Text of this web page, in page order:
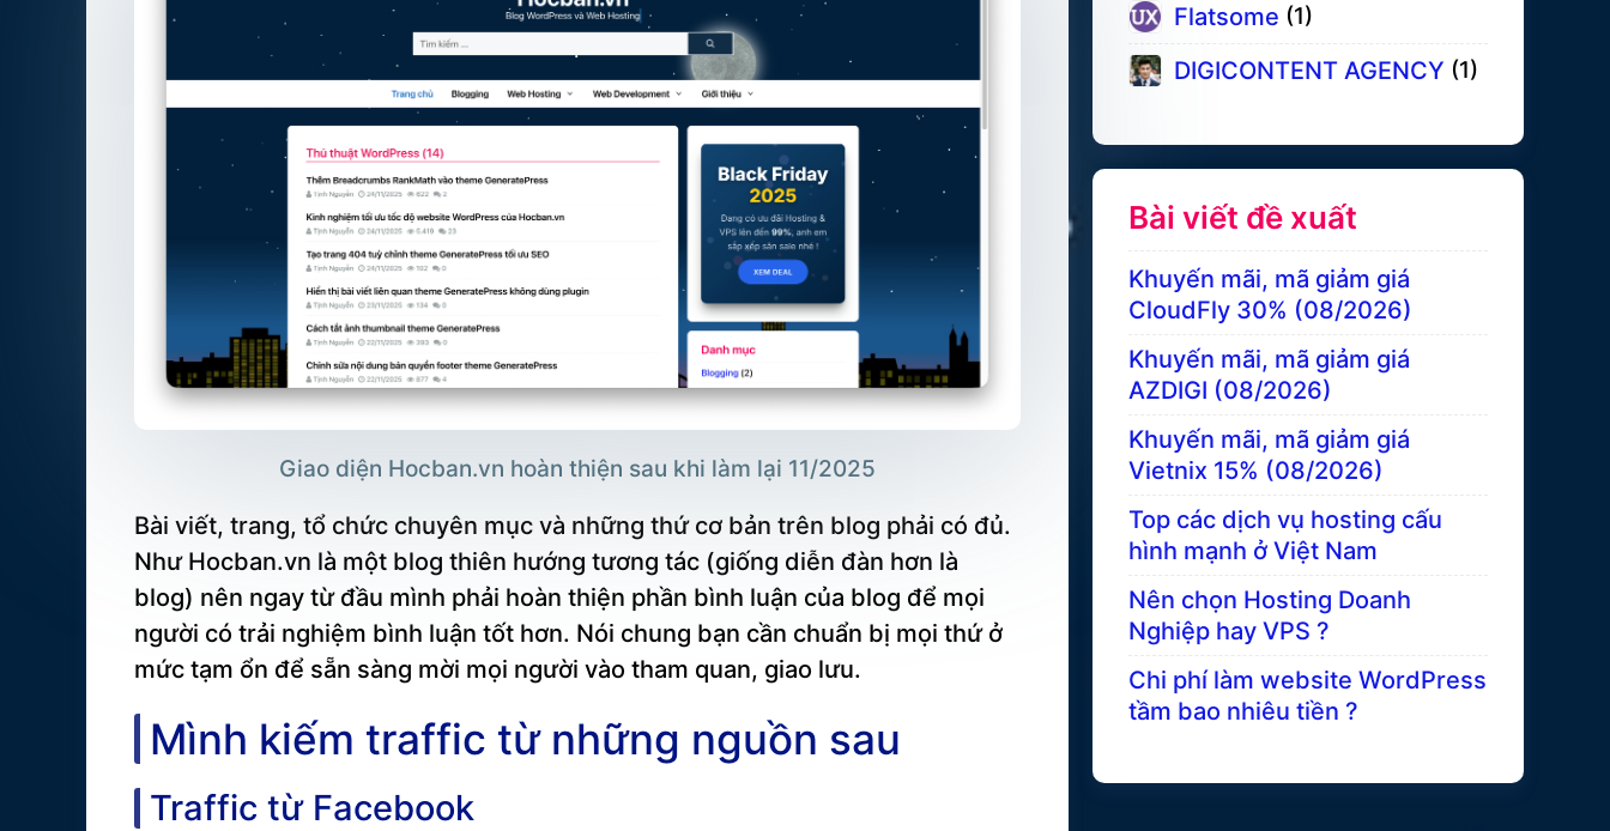
Giao diện Hocban.vn hoàn thiện sau khi làm lại 11/2025
Bài viết, trang, tổ chức chuyên mục và những thứ cơ bản trên blog phải có đủ.
Như Hocban.vn là một blog thiên hướng tương tác (giống diễn đàn hơn là
blog) nên ngay từ đầu mình phải hoàn thiện phần bình luận của blog để mọi
người có trải nghiệm bình luận tốt hơn. Nói chung bạn cần chuẩn bị mọi thứ ở
mức tạm ổn để sẵn sàng mời mọi người vào tham quan, giao lưu.
Mình kiếm traffic từ những nguồn sau
Traffic từ Facebook
Flatsome (1)
DIGICONTENT AGENCY (1)
Bài viết đề xuất
Khuyến mãi, mã giảm giá
CloudFly 30% (08/2026)
Khuyến mãi, mã giảm giá
AZDIGI (08/2026)
Khuyến mãi, mã giảm giá
Vietnix 15% (08/2026)
Top các dịch vụ hosting cấu
hình mạnh ở Việt Nam
Nên chọn Hosting Doanh
Nghiệp hay VPS ?
Chi phí làm website WordPress
tầm bao nhiêu tiền ?